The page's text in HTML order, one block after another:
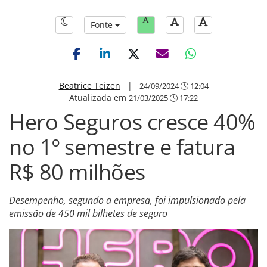
Fonte
Beatrice Teizen | 24/09/2024 12:04
Atualizada em 21/03/2025 17:22
Hero Seguros cresce 40%
no 1º semestre e fatura
R$ 80 milhões
Desempenho, segundo a empresa, foi impulsionado pela
emissão de 450 mil bilhetes de seguro